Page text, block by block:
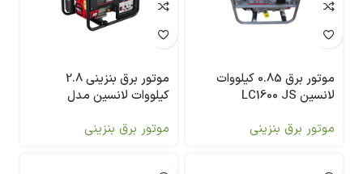
موتور برق 0.85 کیلووات
لانسین LC1600 JS
موتور برق بنزینی
موتور برق بنزینی 2.8
کیلووات لانسین مدل
موتور برق بنزینی